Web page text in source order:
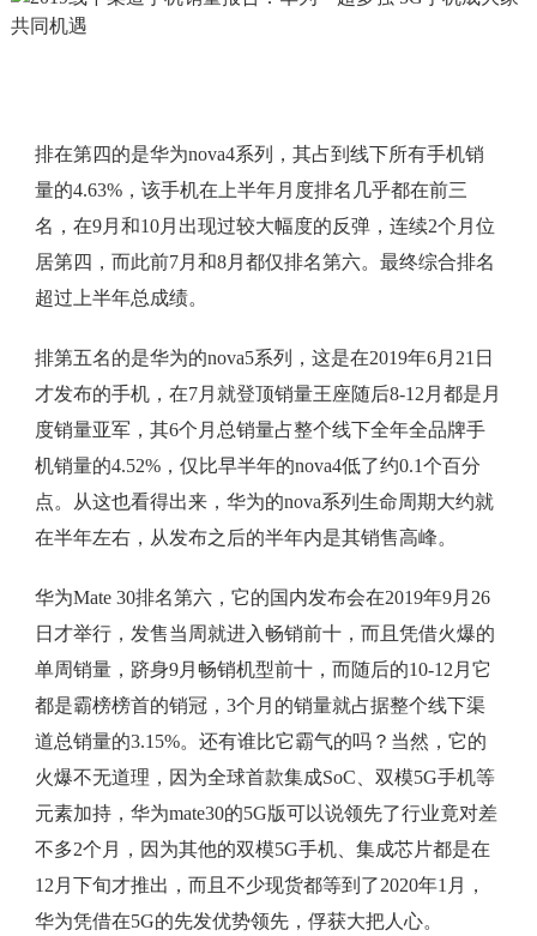
排在第四的是华为nova4系列，其占到线下所有手机销
量的4.63%，该手机在上半年月度排名几乎都在前三
名，在9月和10月出现过较大幅度的反弹，连续2个月位
居第四，而此前7月和8月都仅排名第六。最终综合排名
超过上半年总成绩。
排第五名的是华为的nova5系列，这是在2019年6月21日
才发布的手机，在7月就登顶销量王座随后8-12月都是月
度销量亚军，其6个月总销量占整个线下全年全品牌手
机销量的4.52%，仅比早半年的nova4低了约0.1个百分
点。从这也看得出来，华为的nova系列生命周期大约就
在半年左右，从发布之后的半年内是其销售高峰。
华为Mate 30排名第六，它的国内发布会在2019年9月26
日才举行，发售当周就进入畅销前十，而且凭借火爆的
单周销量，跻身9月畅销机型前十，而随后的10-12月它
都是霸榜榜首的销冠，3个月的销量就占据整个线下渠
道总销量的3.15%。还有谁比它霸气的吗？当然，它的
火爆不无道理，因为全球首款集成SoC、双模5G手机等
元素加持，华为mate30的5G版可以说领先了行业竟对差
不多2个月，因为其他的双模5G手机、集成芯片都是在
12月下旬才推出，而且不少现货都等到了2020年1月，
华为凭借在5G的先发优势领先，俘获大把人心。